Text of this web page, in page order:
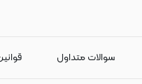
سوالات متداول